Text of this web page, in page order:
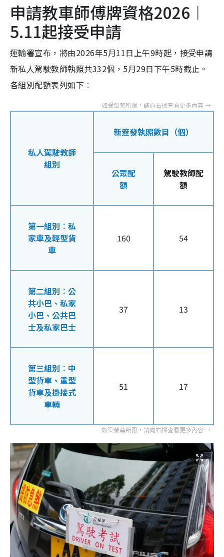
申請教車師傅牌資格2026︱
5.11起接受申請
運輸署宣布，將由2026年5月11日上午9時起，接受申請
新私人駕駛教師執照共332個，5月29日下午5時截止。
各組別配額表列如下︰
私人駕駛教師
組別
新簽發執照數目（個）
公眾配
額
駕駛教師配
額
第一組別︰私
家車及輕型貨
車
160 54
第二組別︰公
共小巴、私家
小巴、公共巴
士及私家巴士
37 13
第三組別︰中
型貨車、重型
貨車及掛接式
車輛
51 17